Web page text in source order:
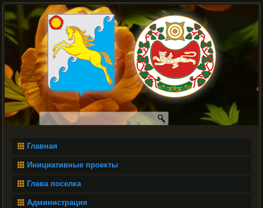
Главная
Инициативные проекты
Глава поселка
Администрация